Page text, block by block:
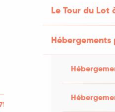
Le Tour du Lot
77 47